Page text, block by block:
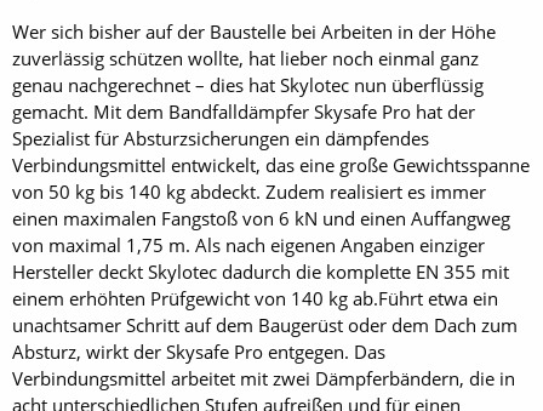
Wer sich bisher auf der Baustelle bei Arbeiten in der Höhe
zuverlässig schützen wollte, hat lieber noch einmal ganz
genau nachgerechnet – dies hat Skylotec nun überflüssig
gemacht. Mit dem Bandfalldämpfer Skysafe Pro hat der
Spezialist für Absturzsicherungen ein dämpfendes
Verbindungsmittel entwickelt, das eine große Gewichtsspanne
von 50 kg bis 140 kg abdeckt. Zudem realisiert es immer
einen maximalen Fangstoß von 6 kN und einen Auffangweg
von maximal 1,75 m. Als nach eigenen Angaben einziger
Hersteller deckt Skylotec dadurch die komplette EN 355 mit
einem erhöhten Prüfgewicht von 140 kg ab.Führt etwa ein
unachtsamer Schritt auf dem Baugerüst oder dem Dach zum
Absturz, wirkt der Skysafe Pro entgegen. Das
Verbindungsmittel arbeitet mit zwei Dämpferbändern, die in
acht unterschiedlichen Stufen aufreißen und für einen